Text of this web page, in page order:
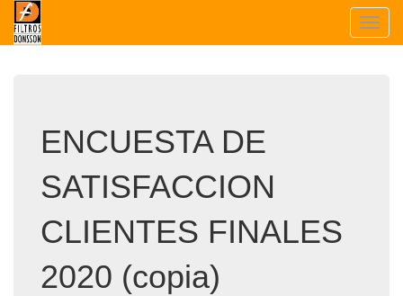
ENCUESTA DE
SATISFACCION
CLIENTES FINALES
2020 (copia)